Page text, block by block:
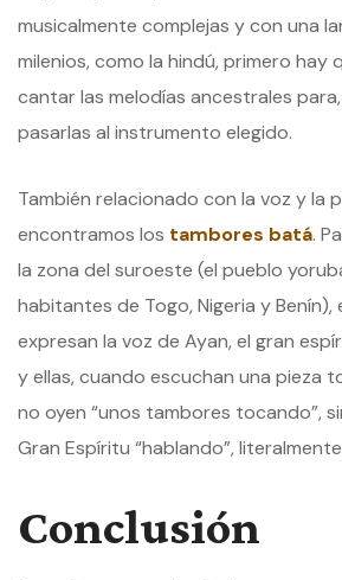
musicalmente complejas y con una
milenios, como la hindú, primero hay
cantar las melodías ancestrales
pasarlas al instrumento elegido.
También relacionado con la voz y la
encontramos los tambores batá.
la zona del suroeste (el pueblo
habitantes de Togo, Nigeria y
expresan la voz de Ayan, el gran
y ellas, cuando escuchan una pieza
no oyen “unos tambores tocando”,
Gran Espíritu “hablando”,
Conclusión